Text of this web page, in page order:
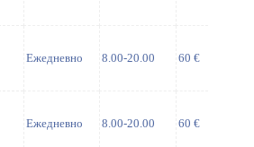
Ежедневно 8.00-20.00 60 €
Ежедневно 8.00-20.00 60 €